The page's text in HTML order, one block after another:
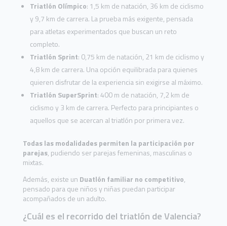
Triatlón Olímpico: 1,5 km de natación, 36 km de ciclismo
y 9,7 km de carrera. La prueba más exigente, pensada
para atletas experimentados que buscan un reto
completo.
Triatlón Sprint: 0,75 km de natación, 21 km de ciclismo y
4,8 km de carrera. Una opción equilibrada para quienes
quieren disfrutar de la experiencia sin exigirse al máximo.
Triatlón SuperSprint: 400 m de natación, 7,2 km de
ciclismo y 3 km de carrera. Perfecto para principiantes o
aquellos que se acercan al triatlón por primera vez.
Todas las modalidades permiten la participación por
parejas, pudiendo ser parejas femeninas, masculinas o
mixtas.
Además, existe un Duatlón familiar no competitivo,
pensado para que niños y niñas puedan participar
acompañados de un adulto.
¿Cuál es el recorrido del triatlón de Valencia?